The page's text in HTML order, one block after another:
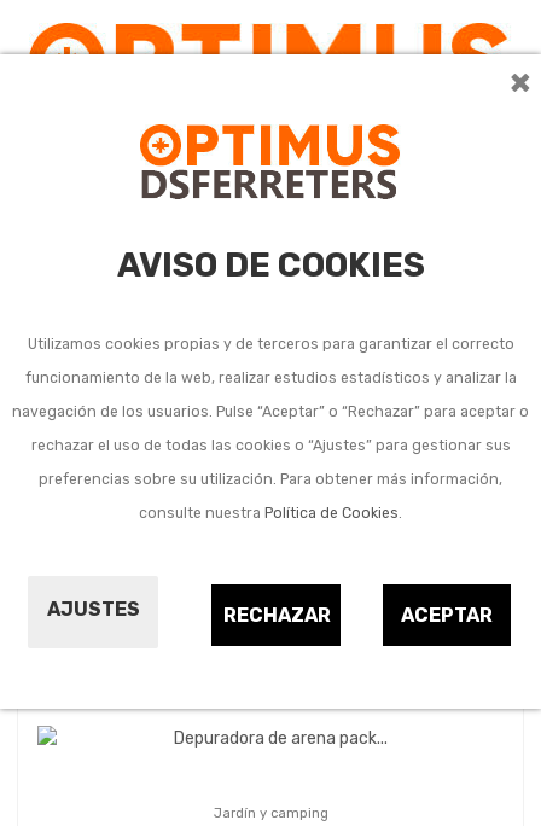
×
AVISO DE COOKIES
Utilizamos cookies propias y de terceros para garantizar el correcto
funcionamiento de la web, realizar estudios estadísticos y analizar la
navegación de los usuarios. Pulse “Aceptar” o “Rechazar” para aceptar o
rechazar el uso de todas las cookies o “Ajustes” para gestionar sus
preferencias sobre su utilización. Para obtener más información,
consulte nuestra Política de Cookies.
AJUSTES ACEPTAR
RECHAZAR
Depuradoras,
cloradores y filtros de
piscina
Ordenar por: 17
Jardín y camping